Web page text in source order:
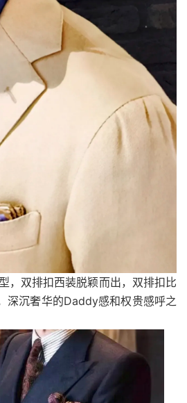
，双排扣西装脱颖而出，双排扣比
深沉奢华的Daddy感和权贵感呼之